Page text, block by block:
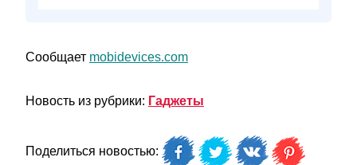
Сообщает mobidevices.com
Новость из рубрики: Гаджеты
Поделиться новостью: